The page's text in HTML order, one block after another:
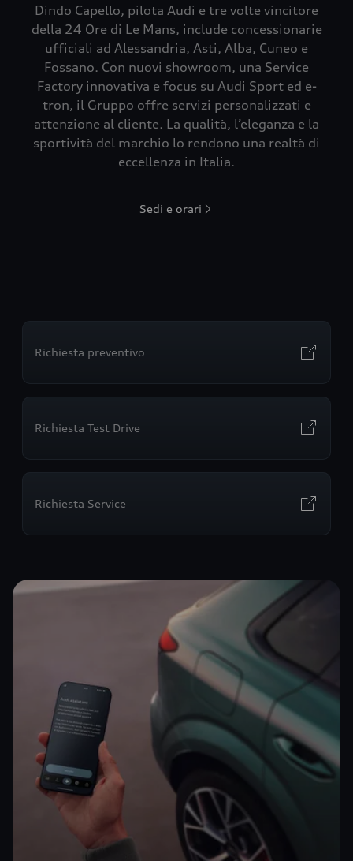
Dindo Capello, pilota Audi e tre volte vincitore
della 24 Ore di Le Mans, include concessionarie
ufficiali ad Alessandria, Asti, Alba, Cuneo e
Fossano. Con nuovi showroom, una Service
Factory innovativa e focus su Audi Sport ed e-
tron, il Gruppo offre servizi personalizzati e
attenzione al cliente. La qualità, l’eleganza e la
sportività del marchio lo rendono una realtà di
eccellenza in Italia.
Sedi e orari
Richiesta preventivo
Richiesta Test Drive
Richiesta Service